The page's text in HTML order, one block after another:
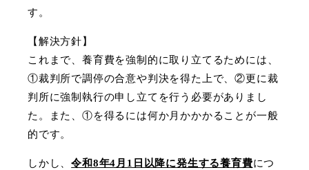
す。
【解決方針】
これまで、養育費を強制的に取り立てるためには、
①裁判所で調停の合意や判決を得た上で、②更に裁
判所に強制執行の申し立てを行う必要がありまし
た。また、①を得るには何か月かかかることが一般
的です。
しかし、令和8年4月1日以降に発生する養育費につ